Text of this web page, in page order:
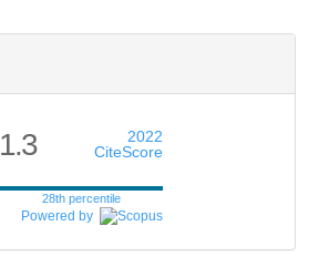
1.3
2022
CiteScore
28th percentile
Powered by